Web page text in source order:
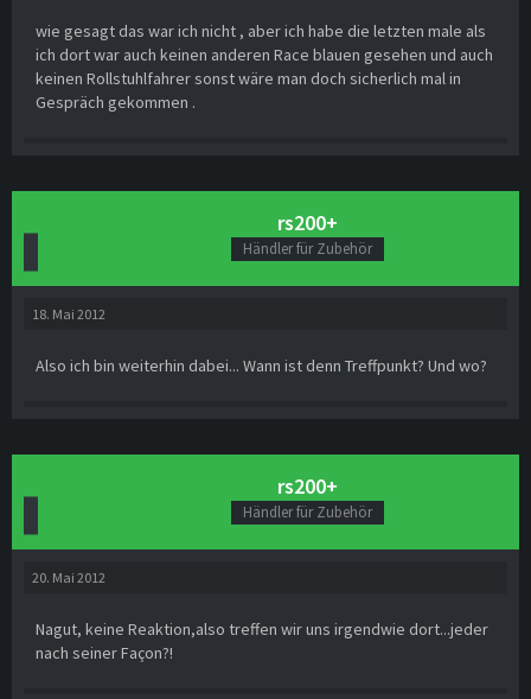
wie gesagt das war ich nicht , aber ich habe die letzten male als
ich dort war auch keinen anderen Race blauen gesehen und auch
keinen Rollstuhlfahrer sonst wäre man doch sicherlich mal in
Gespräch gekommen .
rs200+
Händler für Zubehör
18. Mai 2012
Also ich bin weiterhin dabei... Wann ist denn Treffpunkt? Und wo?
rs200+
Händler für Zubehör
20. Mai 2012
Nagut, keine Reaktion,also treffen wir uns irgendwie dort...jeder
nach seiner Façon?!